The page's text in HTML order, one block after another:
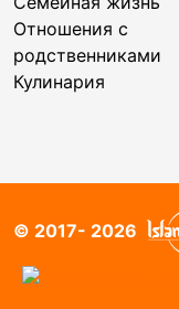
Отношения с
родственниками
Кулинария
© 2017- 2026